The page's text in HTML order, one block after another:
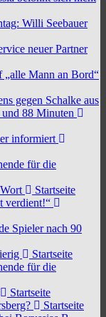
Willi Seebauer
neuer Partner
Mann an Bord“
gegen Schalke aus
88 Minuten
informiert
für die
Startseite
verdient!“
Spieler nach 90
Startseite
für die
Startseite
Startseite